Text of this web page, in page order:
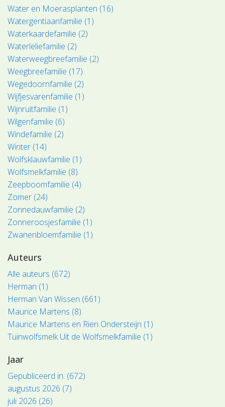
Water en Moerasplanten (16)
Watergentiaanfamilie (1)
Waterkaardefamilie (2)
Waterleliefamilie (2)
Waterweegbreefamilie (2)
Weegbreefamilie (17)
Wegedoornfamilie (2)
Wijfjesvarenfamilie (1)
Wijnruitfamilie (1)
Wilgenfamilie (6)
Windefamilie (2)
Winter (14)
Wolfsklauwfamilie (1)
Wolfsmelkfamilie (8)
Zeepboomfamilie (4)
Zomer (24)
Zonnedauwfamilie (2)
Zonneroosjesfamilie (1)
Zwanenbloemfamilie (1)
Auteurs
Alle auteurs (672)
Herman (1)
Herman Van Wissen (661)
Maurice Martens (8)
Maurice Martens en Rien Ondersteijn (1)
Tuinwolfsmelk Uit de Wolfsmelkfamilie (1)
Jaar
Gepubliceerd in: (672)
augustus 2026 (7)
juli 2026 (26)